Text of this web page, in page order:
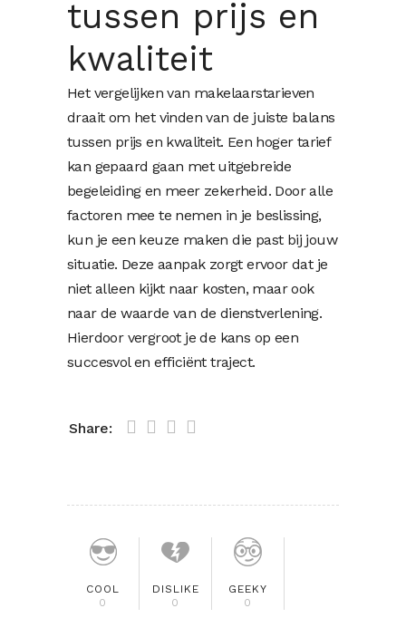
tussen prijs en
kwaliteit
Het vergelijken van makelaarstarieven
draait om het vinden van de juiste balans
tussen prijs en kwaliteit. Een hoger tarief
kan gepaard gaan met uitgebreide
begeleiding en meer zekerheid. Door alle
factoren mee te nemen in je beslissing,
kun je een keuze maken die past bij jouw
situatie. Deze aanpak zorgt ervoor dat je
niet alleen kijkt naar kosten, maar ook
naar de waarde van de dienstverlening.
Hierdoor vergroot je de kans op een
succesvol en efficiënt traject.
Share:
COOL
0
DISLIKE
0
GEEKY
0